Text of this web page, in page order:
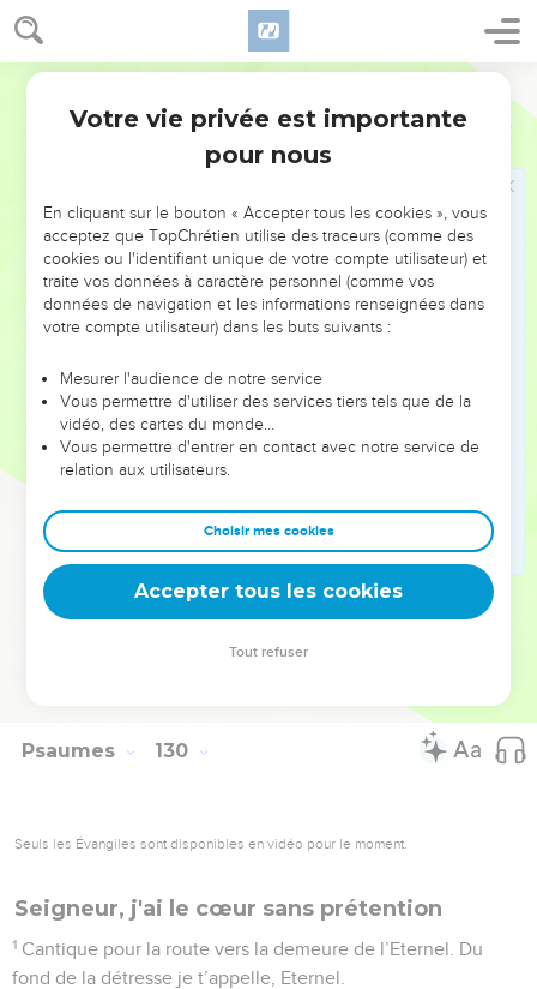
Psaumes 129
Seuls les Évangiles sont disponibles en vidéo pour le moment.
Cantique pour la route vers la demeure de l’Eternel. Depuis
ma jeunesse, on m’a souvent combattu. Qu’Israël le dise :
« Depuis ma jeunesse on m’a souvent combattu, mais on
n’a pas pu l’emporter sur moi. »
On a labouré mon dos, on y a tracé de profonds sillons.
L’Eternel est juste et il a brisé les liens préparés par les
*méchants.
Qu’ils soient dans la honte et qu’ils battent en retraite, tous
les ennemis qui ont de la haine pour *Sion.
Qu’ils soient comme l’herbe poussant sur les toits et qui se
dessèche avant qu’on l’arrache,
glaneur ne fait pas de gerbe.
Et qu’aucun passant jamais ne leur dise : « Que l’Eternel
vous bénisse ! Nous vous bénissons de la part de l’Eternel. »
La Bible Du Semeur Copyright © 1992, 1999 by Biblica, Inc.® Used by permission.
Psaumes 130
Seuls les Évangiles sont disponibles en vidéo pour le moment.
Seigneur, j'ai le cœur sans prétention
1 Cantique pour la route vers la demeure de l’Eternel. Du
fond de la détresse je t’appelle, Eternel.
Votre vie privée est importante
pour nous
En cliquant sur le bouton « Accepter tous les cookies », vous
acceptez que TopChrétien utilise des traceurs (comme des
cookies ou l'identifiant unique de votre compte utilisateur) et
traite vos données à caractère personnel (comme vos
données de navigation et les informations renseignées dans
votre compte utilisateur) dans les buts suivants :
Mesurer l'audience de notre service
Vous permettre d'utiliser des services tiers tels que de la
vidéo, des cartes du monde…
Vous permettre d'entrer en contact avec notre service de
relation aux utilisateurs.
Choisir mes cookies
Accepter tous les cookies
Tout refuser